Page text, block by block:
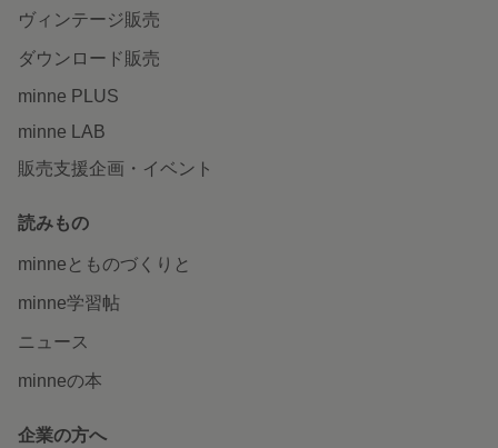
ヴィンテージ販売
ダウンロード販売
minne PLUS
minne LAB
販売支援企画・イベント
読みもの
minneとものづくりと
minne学習帖
ニュース
minneの本
企業の方へ